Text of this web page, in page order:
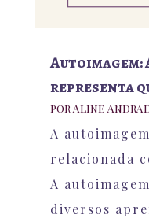
Autoimagem:
representa
porAline
A
relacionada
A
diversos